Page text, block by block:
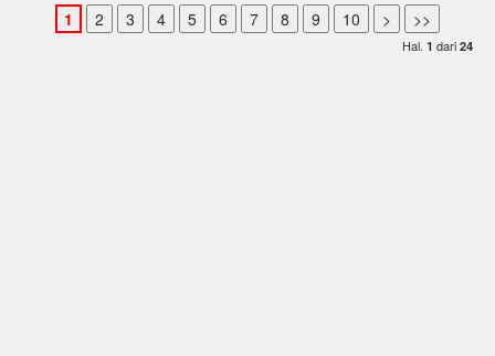
Hal. 1 dari 24